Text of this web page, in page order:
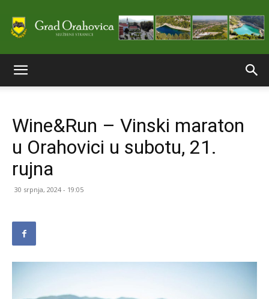
stranice
Wine&Run – Vinski maraton
u Orahovici u subotu, 21.
rujna
30 srpnja, 2024 - 19:05